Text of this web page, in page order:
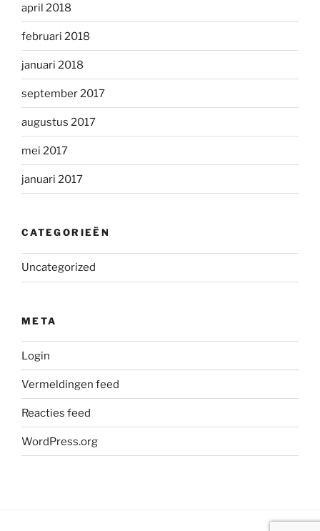
april 2018
februari 2018
januari 2018
september 2017
augustus 2017
mei 2017
januari 2017
CATEGORIEËN
Uncategorized
META
Login
Vermeldingen feed
Reacties feed
WordPress.org